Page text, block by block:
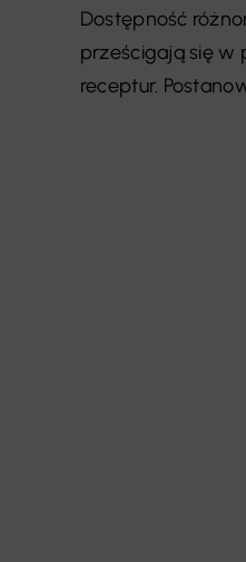
Dostępność
prześcigają się w
receptur.